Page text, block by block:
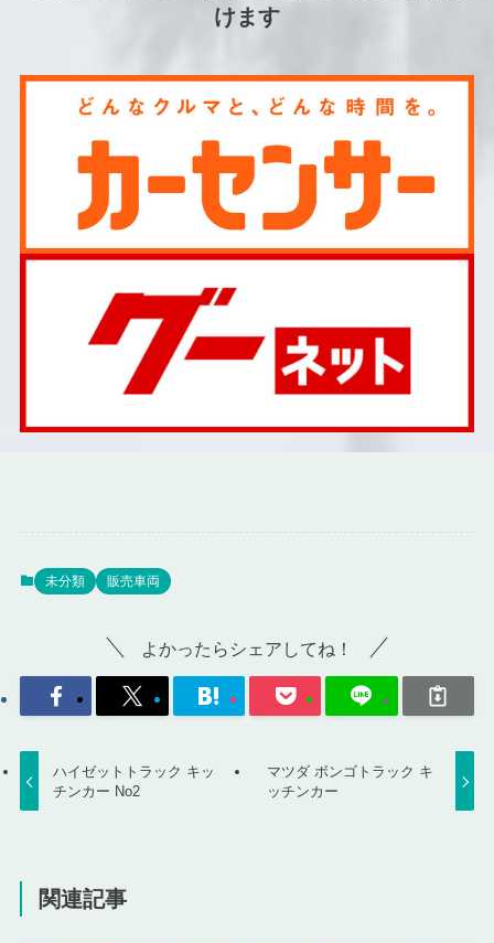
事業紹介
販売車両一覧
オリジナルキッチンカー製造費用の目安
移動販売車の保健所申請（全国版）
けます
未分類 販売車両
よかったらシェアしてね！
ハイゼットトラック キッ
チンカー No2
マツダ ボンゴトラック キ
ッチンカー
関連記事